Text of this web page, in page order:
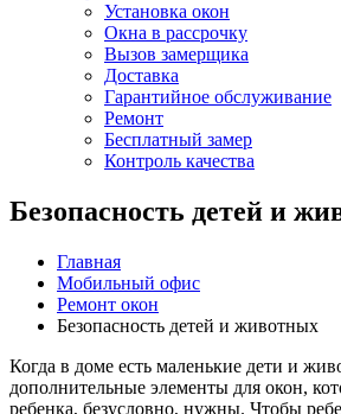
Установка окон
Окна в рассрочку
Вызов замерщика
Доставка
Гарантийное обслуживание
Ремонт
Бесплатный замер
Контроль качества
Безопасность детей и
Главная
Мобильный офис
Ремонт окон
Безопасность детей и животных
Когда в доме есть маленькие дети и
дополнительные элементы для окон,
ребенка, безусловно, нужны. Чтобы